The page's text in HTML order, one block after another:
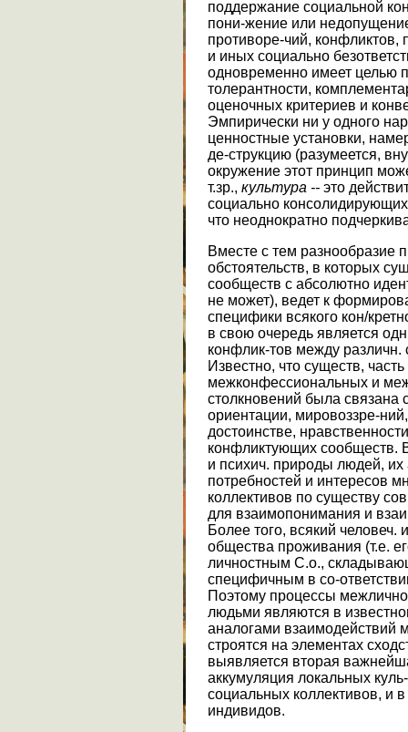
поддержание социальной
пони-жение или
противоре-чий, конфликтов,
и иных социально
одновременно имеет целью
толерантности,
оценочных критериев и
Эмпирически ни у одного
ценностные установки,
де-струкцию (разумеется,
окружение этот принцип
т.зр., культура -- это
социально
что неоднократно
Вместе с тем разнообразие
обстоятельств, в которых
сообществ с абсолютно
не может), ведет к
специфики всякого кон/
в свою очередь является
конфлик-тов между
Известно, что существ,
межконфессиональных и
столкновений была связана
ориентации, мировоззре-
достоинстве,
конфликтующих сообществ.
и психич. природы людей,
потребностей и интересов
коллективов по существу
для взаимопонимания и
Более того, всякий
общества проживания (т.е.
личностным С.о.,
специфичным в со-
Поэтому процессы
людьми являются в
аналогами взаимодействий
строятся на элементах
выявляется вторая
аккумуляция локальных
социальных коллективов, и
индивидов.